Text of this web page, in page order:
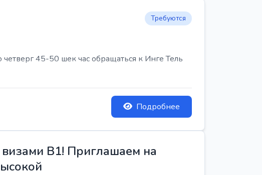
Требуются
45-50 шек час обращаться к Инге Тель
Подробнее
B1! Приглашаем на